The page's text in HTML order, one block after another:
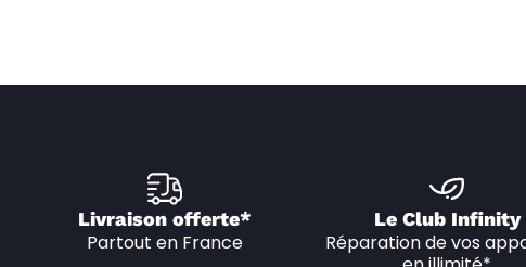
Livraison offerte*
Partout en France
Le Club Infinity
Réparation de vos